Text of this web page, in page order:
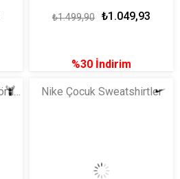
₺1.049,93
₺1.499,90
%30 İndirim
Yuxel Erkek Üstler ve Tişörtler Nike Çocuk Sweatshirtler